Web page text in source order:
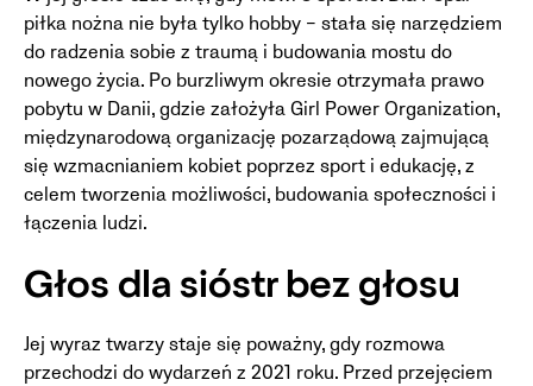
piłka nożna nie była tylko hobby – stała się narzędziem
do radzenia sobie z traumą i budowania mostu do
nowego życia. Po burzliwym okresie otrzymała prawo
pobytu w Danii, gdzie założyła Girl Power Organization,
międzynarodową organizację pozarządową zajmującą
się wzmacnianiem kobiet poprzez sport i edukację, z
celem tworzenia możliwości, budowania społeczności i
łączenia ludzi.
Głos dla sióstr bez głosu
Jej wyraz twarzy staje się poważny, gdy rozmowa
przechodzi do wydarzeń z 2021 roku. Przed przejęciem